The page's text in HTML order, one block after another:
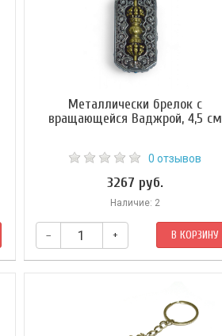
Металлически брелок с
вращающейся Ваджрой, 4,5 см
0 отзывов
3267 руб.
Наличие: 2
– + В КОРЗИНУ